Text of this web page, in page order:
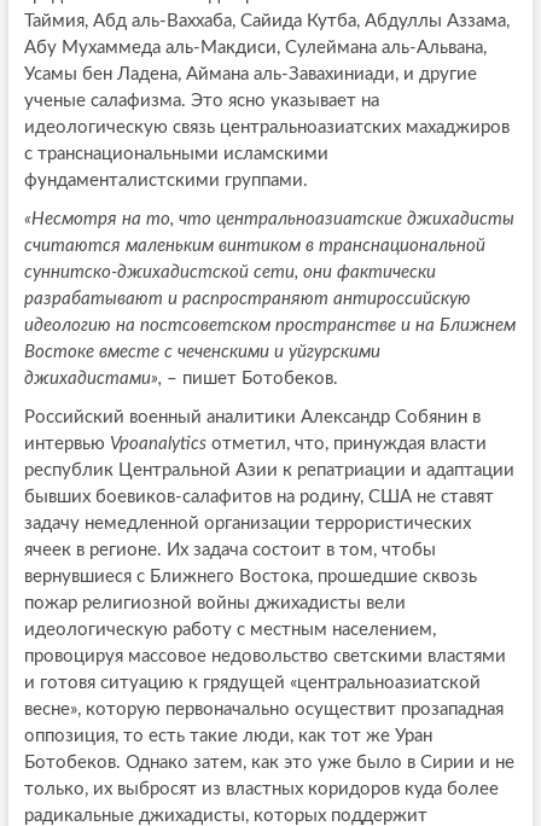
Таймия, Абд аль-Ваххаба, Сайида Кутба, Абдуллы Аззама,
Абу Мухаммеда аль-Макдиси, Сулеймана аль-Альвана,
Усамы бен Ладена, Аймана аль-Завахиниади, и другие
ученые салафизма. Это ясно указывает на
идеологическую связь центральноазиатских махаджиров
с транснациональными исламскими
фундаменталистскими группами.
«Несмотря на то, что центральноазиатские джихадисты
считаются маленьким винтиком в транснациональной
суннитско-джихадистской сети, они фактически
разрабатывают и распространяют антироссийскую
идеологию на постсоветском пространстве и на Ближнем
Востоке вместе с чеченскими и уйгурскими
джихадистами», – пишет Ботобеков.
Российский военный аналитики Александр Собянин в
интервью Vpoanalyticsотметил, что, принуждая власти
республик Центральной Азии к репатриации и адаптации
бывших боевиков-салафитов на родину, США не ставят
задачу немедленной организации террористических
ячеек в регионе. Их задача состоит в том, чтобы
вернувшиеся с Ближнего Востока, прошедшие сквозь
пожар религиозной войны джихадисты вели
идеологическую работу с местным населением,
провоцируя массовое недовольство светскими властями
и готовя ситуацию к грядущей «центральноазиатской
весне», которую первоначально осуществит прозападная
оппозиция, то есть такие люди, как тот же Уран
Ботобеков. Однако затем, как это уже было в Сирии и не
только, их выбросят из властных коридоров куда более
радикальные джихадисты, которых поддержит